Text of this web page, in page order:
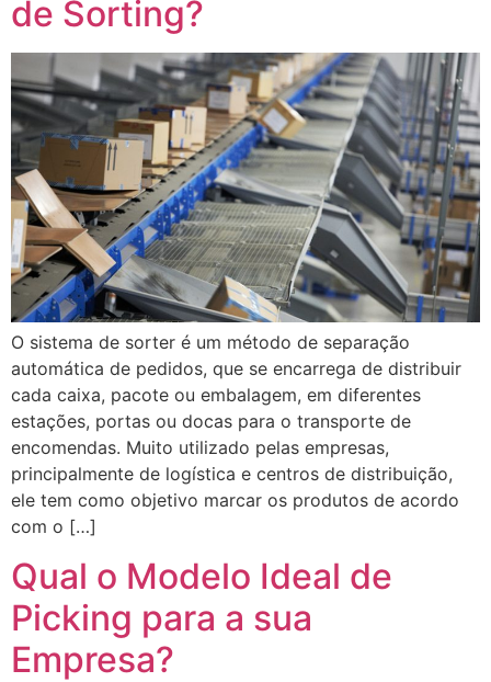
de Sorting?
O sistema de sorter é um método de separação
automática de pedidos, que se encarrega de distribuir
cada caixa, pacote ou embalagem, em diferentes
estações, portas ou docas para o transporte de
encomendas. Muito utilizado pelas empresas,
principalmente de logística e centros de distribuição,
ele tem como objetivo marcar os produtos de acordo
com o […]
Qual o Modelo Ideal de
Picking para a sua
Empresa?